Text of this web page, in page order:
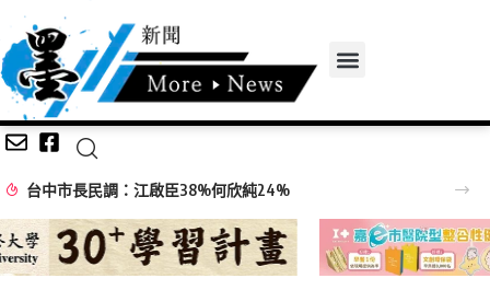
市長民調：江啟臣38%何欣純24%